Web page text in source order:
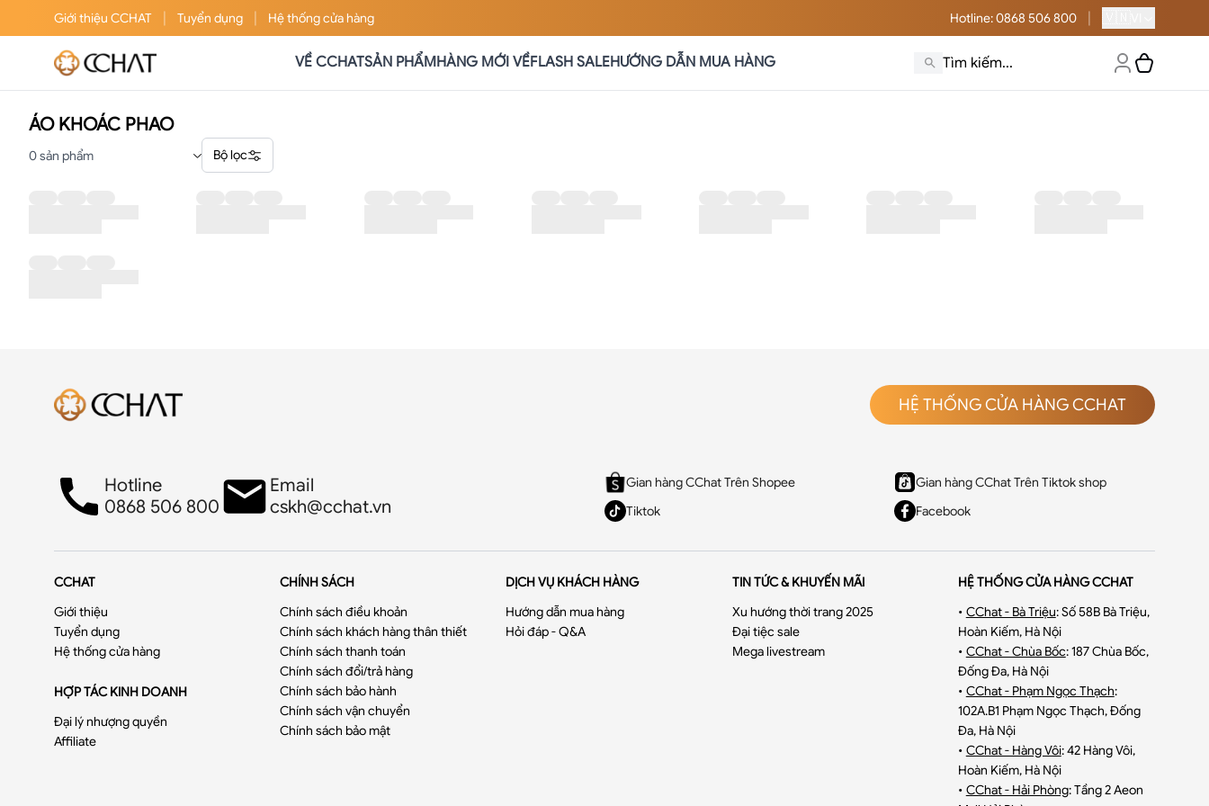
Giới thiệu CCHAT Tuyển dụng Hệ thống cửa hàng Hotline: 0868 506 800
VỀ CCHATSẢN PHẨMHÀNG MỚI VỀFLASH SALEHƯỚNG DẪN MUA HÀNG
ÁO KHOÁC PHAO
0sản phẩm Bộ lọc
HỆ THỐNG CỬA HÀNG CCHAT
Hotline
0868 506 800
Email
cskh@cchat.vn
Gian hàng CChat Trên Shopee
Gian hàng CChat Trên Tiktok shop
Tiktok
Facebook
CCHAT
Giới thiệu
Tuyển dụng
Hệ thống cửa hàng
HỢP TÁC KINH DOANH
Đại lý nhượng quyền
Affiliate
CHÍNH SÁCH
Chính sách điều khoản
Chính sách khách hàng thân thiết
Chính sách thanh toán
Chính sách đổi/trả hàng
Chính sách bảo hành
Chính sách vận chuyển
Chính sách bảo mật
DỊCH VỤ KHÁCH HÀNG
Hướng dẫn mua hàng
Hỏi đáp - Q&A
TIN TỨC & KHUYẾN MÃI
Xu hướng thời trang 2025
Đại tiệc sale
Mega livestream
HỆ THỐNG CỬA HÀNG CCHAT
• CChat - Bà Triệu:Số 58B Bà Triệu,
Hoàn Kiếm, Hà Nội
• CChat - Chùa Bốc:187 Chùa Bốc,
Đống Đa, Hà Nội
• CChat - Phạm Ngọc Thạch:
102A.B1 Phạm Ngọc Thạch, Đống
Đa, Hà Nội
• CChat - Hàng Vôi:42 Hàng Vôi,
Hoàn Kiếm, Hà Nội
• CChat - Hải Phòng:Tầng 2 Aeon